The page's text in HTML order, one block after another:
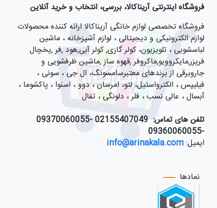
فروشگاه اینترنتی آریناکالا، بررسی، انتخاب و خرید آنلاین
فروشگاه تخصصی لوازم خانگی آریناکالا ارائه کننده محصولات
لوازم الکترونیکی و دیجیتالی ، لوازم آشپزخانه ، ماشین
لباسشویی ، تلویزیون، کولر گازی, کولر آبی,هود ,فر ,یخچال
فریزر,مایکروویو,ماکروفر ,قهوه ساز ,ماشین ظرفشویی و
جاروبرقی از برندهای معتبرسامسونگ، ال جی ، سونی ،
فیلیپس ، الکترواستیل، لتو، امرسان ، دوو ، اسنوا ، پاکشوما ،
آبسال ، عالی نسب ، فلر ، دلونگی ، تفال
تلفن های تماس:
021
55407049 -09370060055
-09360060055
ایمیل:info@arinakala.com
نمادها